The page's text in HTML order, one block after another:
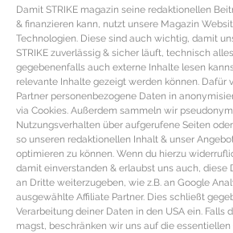
Damit STRIKE magazin seine redaktionellen
& finanzieren kann, nutzt unsere Magazin
Technologien. Diese sind auch wichtig, damit
STRIKE zuverlässig & sicher läuft, technisch
gegebenenfalls auch externe Inhalte lesen
relevante Inhalte gezeigt werden können. Dafür
Partner personenbezogene Daten in
via Cookies. Außerdem sammeln wir
Nutzungsverhalten über aufgerufene Seiten
so unseren redaktionellen Inhalt & unser
optimieren zu können. Wenn du hierzu
damit einverstanden & erlaubst uns auch, diese
an Dritte weiterzugeben, wie z.B. an Google
ausgewählte Affiliate Partner. Dies schließt
Verarbeitung deiner Daten in den USA ein. Falls
magst, beschränken wir uns auf die